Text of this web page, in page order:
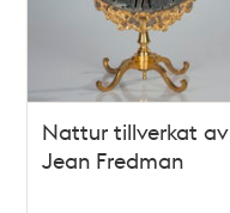
Nattur tillverkat av
Jean Fredman